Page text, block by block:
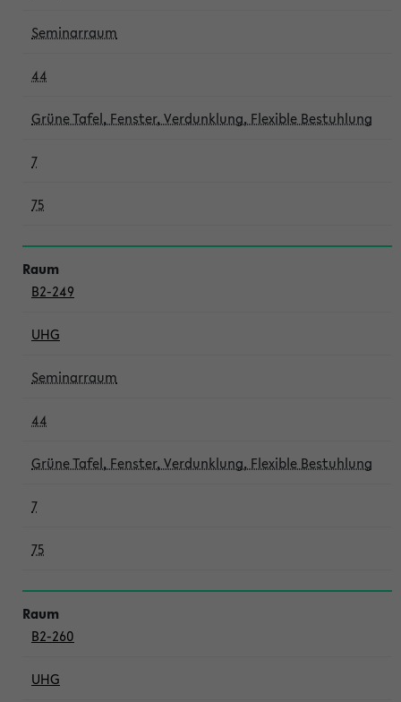
Seminarraum
44
Grüne Tafel, Fenster, Verdunklung, Flexible Bestuhlung
7
75
B2-249
UHG
Seminarraum
44
Grüne Tafel, Fenster, Verdunklung, Flexible Bestuhlung
7
75
B2-260
UHG